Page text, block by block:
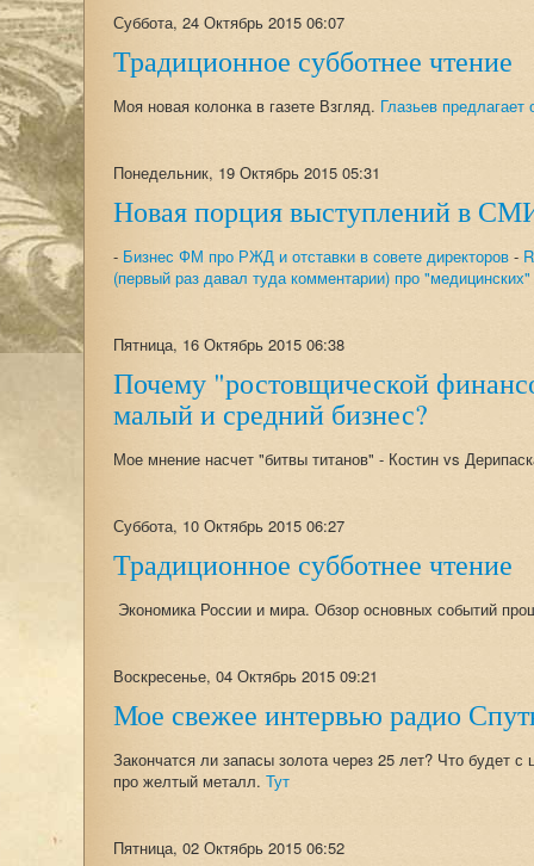
Суббота, 24 Октябрь 2015 06:07
Традиционное субботнее чтение
Моя новая колонка в газете Взгляд. Глазьев предлагает
Понедельник, 19 Октябрь 2015 05:31
Новая порция выступлений в
- Бизнес ФМ про РЖД и отставки в совете директоров -
(первый раз давал туда комментарии) про
Пятница, 16 Октябрь 2015 06:38
Почему "ростовщической
малый и средний бизнес?
Мое мнение насчет "битвы титанов" - Костин vs
Суббота, 10 Октябрь 2015 06:27
Традиционное субботнее чтение
Экономика России и мира. Обзор основных событий
Воскресенье, 04 Октябрь 2015 09:21
Мое свежее интервью радио
Закончатся ли запасы золота через 25 лет? Что будет
про желтый металл. Тут
Пятница, 02 Октябрь 2015 06:52